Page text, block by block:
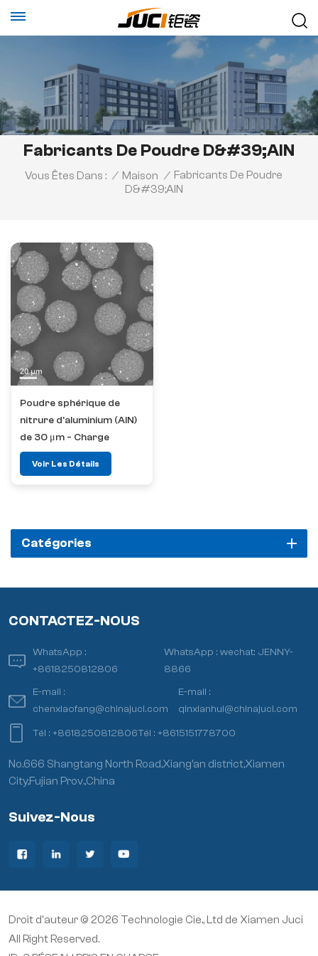
Fabricants De Poudre D&#39;AlN
Vous Êtes Dans : / Maison / Fabricants De Poudre
D&#39;AlN
Poudre sphérique de
nitrure d'aluminium (AlN)
de 30 μm - Charge
conductrice thermique
de qualité électronique
Voir Les Détails
Catégories
CONTACTEZ-NOUS
WhatsApp :
+8618250812806
WhatsApp :wechat: JENNY-
8866
E-mail :
chenxiaofang@chinajuci.com
E-mail :
qinxianhui@chinajuci.com
Tél :+8618250812806Tél :+8615151778700
No.666 Shangtang North Road,Xiang’an district,Xiamen
City,Fujian Prov.,China
Suivez-Nous
Droit d'auteur © 2026 Technologie Cie., Ltd de Xiamen Juci
All Right Reserved.